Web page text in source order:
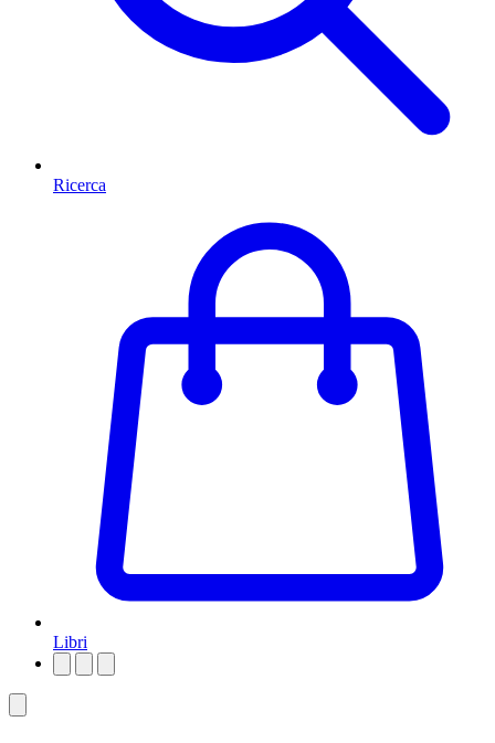
Ricerca
Libri